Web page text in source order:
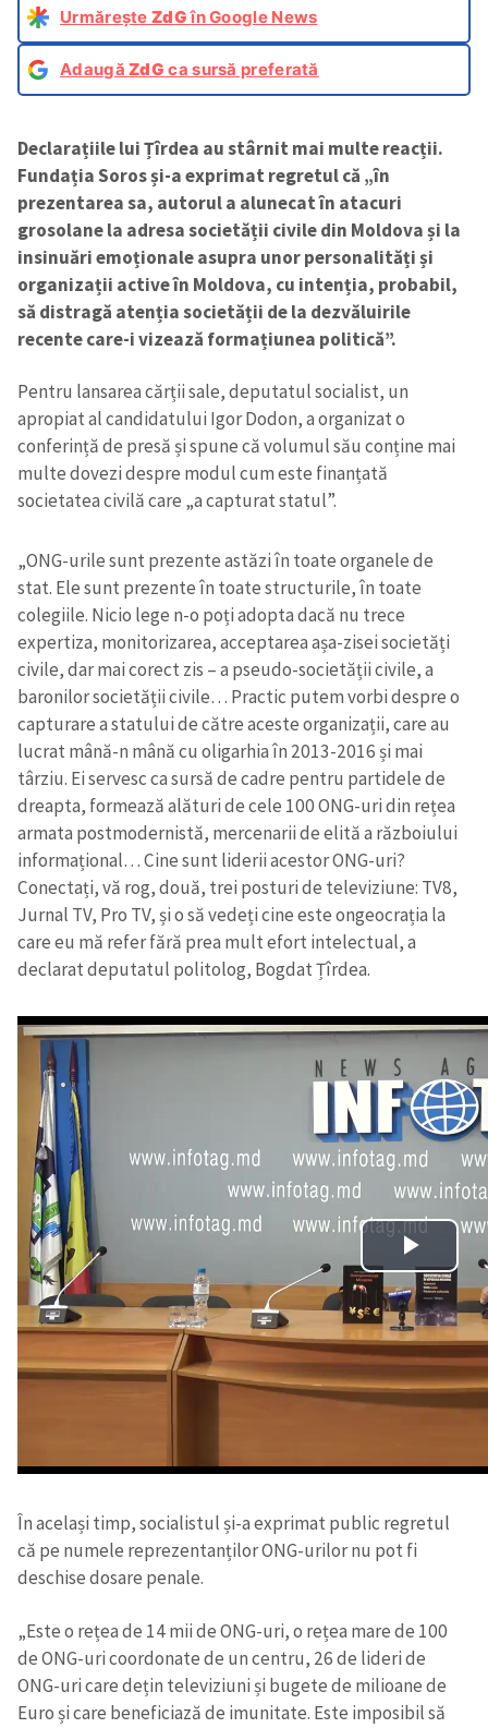
Urmărește ZdGîn Google News
AdaugăZdG ca sursă preferată
Declarațiile lui Țîrdea au stârnit mai multe reacții.
Fundația Soros și-a exprimat regretul că „în
prezentarea sa, autorul a alunecat în atacuri
grosolane la adresa societății civile din Moldova și la
insinuări emoționale asupra unor personalități și
organizații active în Moldova, cu intenția, probabil,
să distragă atenția societății de la dezvăluirile
recente care-i vizează formațiunea politică”.
Pentru lansarea cărții sale, deputatul socialist, un
apropiat al candidatului Igor Dodon, a organizat o
conferință de presă și spune că volumul său conține mai
multe dovezi despre modul cum este finanțată
societatea civilă care „a capturat statul”.
„ONG-urile sunt prezente astăzi în toate organele de
stat. Ele sunt prezente în toate structurile, în toate
colegiile. Nicio lege n-o poți adopta dacă nu trece
expertiza, monitorizarea, acceptarea așa-zisei societăți
civile, dar mai corect zis – a pseudo-societății civile, a
baronilor societății civile… Practic putem vorbi despre o
capturare a statului de către aceste organizații, care au
lucrat mână-n mână cu oligarhia în 2013-2016 și mai
târziu. Ei servesc ca sursă de cadre pentru partidele de
dreapta, formează alături de cele 100 ONG-uri din rețea
armata postmodernistă, mercenarii de elită a războiului
informațional… Cine sunt liderii acestor ONG-uri?
Conectați, vă rog, două, trei posturi de televiziune: TV8,
Jurnal TV, Pro TV, și o să vedeți cine este ongeocrația la
care eu mă refer fără prea mult efort intelectual, a
declarat deputatul politolog, Bogdat Țîrdea.
În același timp, socialistul și-a exprimat public regretul
că pe numele reprezentanților ONG-urilor nu pot fi
deschise dosare penale.
„Este o rețea de 14 mii de ONG-uri, o rețea mare de 100
de ONG-uri coordonate de un centru, 26 de lideri de
ONG-uri care dețin televiziuni și bugete de milioane de
Euro și care beneficiază de imunitate. Este imposibil să